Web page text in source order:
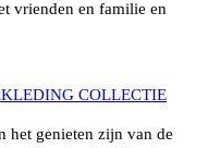
vrienden en familie en
COLLECTIE
het genieten zijn van de